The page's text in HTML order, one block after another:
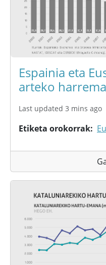
Espainia eta
arteko
Last updated 3 mins ago
Etiketa orokorrak